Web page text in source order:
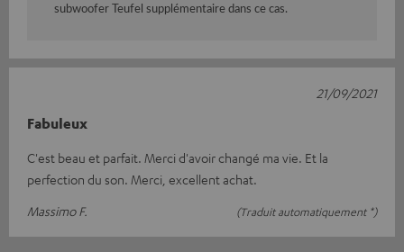
subwoofer Teufel supplémentaire dans ce cas.
Fabuleux
C'est beau et parfait. Merci d'avoir changé ma vie. Et la
perfection du son. Merci, excellent achat.
Massimo F.
(Traduit automatiquement *)
21/09/2021